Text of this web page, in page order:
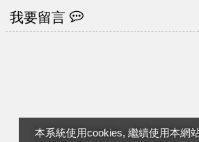
本系統使用cookies, 繼續使用本網
我要留言